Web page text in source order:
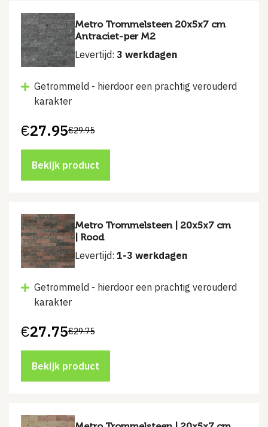
Metro Trommelsteen 20x5x7 cm
Antraciet-per M2
Levertijd: 3 werkdagen
Getrommeld - hierdoor een prachtig verouderd
karakter
€29.95
Oorspronkelijke
was:
€29.95.
€27.95
Huidige
is:
€27.95.
Bekijk product
Metro Trommelsteen | 20x5x7 cm
| Rood
Levertijd: 1-3 werkdagen
Getrommeld - hierdoor een prachtig verouderd
karakter
€29.75
Oorspronkelijke
was:
€29.75.
€27.75
Huidige
is:
€27.75.
Bekijk product